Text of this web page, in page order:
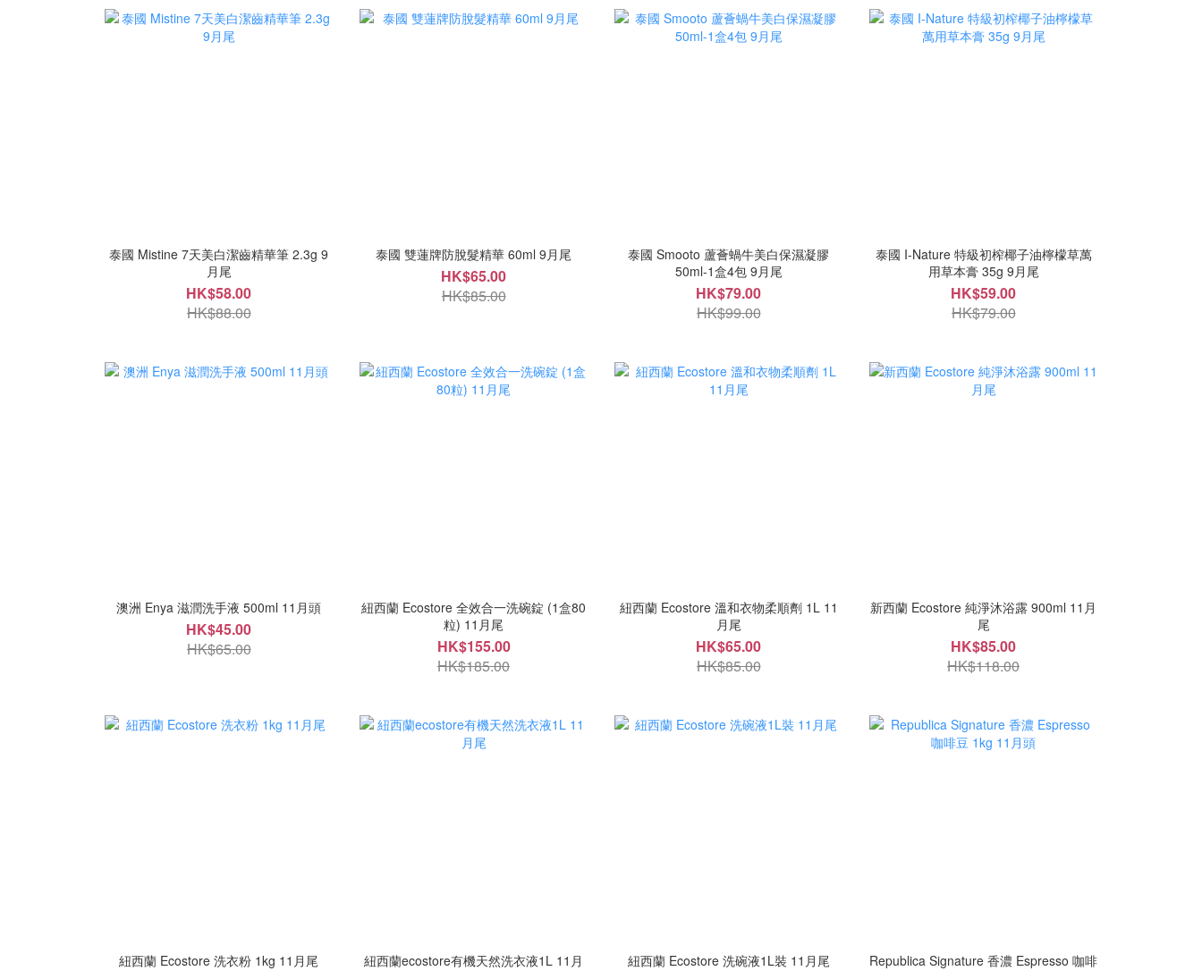
泰國 Mistine 7天美白潔齒精華筆 2.3g 9
月尾
HK$58.00
HK$88.00
泰國 雙蓮牌防脫髮精華 60ml 9月尾
HK$65.00
HK$85.00
泰國 Smooto 蘆薈蝸牛美白保濕凝膠
50ml-1盒4包 9月尾
HK$79.00
HK$99.00
泰國 I-Nature 特級初榨椰子油檸檬草萬
用草本膏 35g 9月尾
HK$59.00
HK$79.00
澳洲 Enya 滋潤洗手液 500ml 11月頭
HK$45.00
HK$65.00
紐西蘭 Ecostore 全效合一洗碗錠 (1盒80
粒) 11月尾
HK$155.00
HK$185.00
紐西蘭 Ecostore 溫和衣物柔順劑 1L 11
月尾
HK$65.00
HK$85.00
新西蘭 Ecostore 純淨沐浴露 900ml 11月
尾
HK$85.00
HK$118.00
紐西蘭 Ecostore 洗衣粉 1kg 11月尾
紐西蘭ecostore有機天然洗衣液1L 11月
紐西蘭 Ecostore 洗碗液1L裝 11月尾
Republica Signature 香濃 Espresso 咖啡